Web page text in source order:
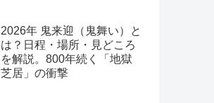
2026年 鬼来迎（鬼舞い）と
は？日程・場所・見どころ
を解説。800年続く「地獄
芝居」の衝撃